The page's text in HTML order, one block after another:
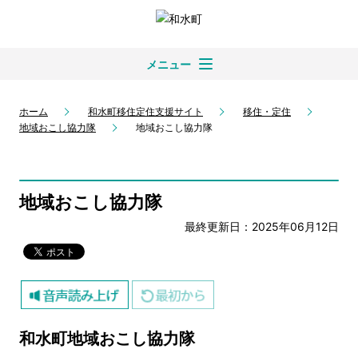
メニュー
ホーム 和水町移住定住支援サイト
移住・定住
地域おこし協力隊
地域おこし協力隊
地域おこし協力隊
最終更新日：2025年06月12日
和水町地域おこし協力隊